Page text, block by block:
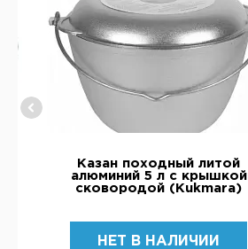
Казан походный литой
алюминий 5 л с крышкой
сковородой (Kukmara)
НЕТ В НАЛИЧИИ